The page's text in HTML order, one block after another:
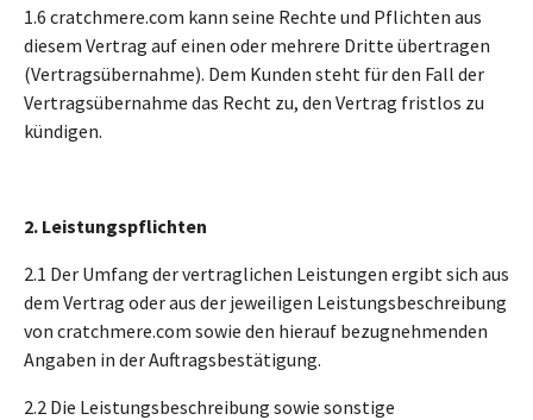
1.6 cratchmere.com kann seine Rechte und Pflichten aus
diesem Vertrag auf einen oder mehrere Dritte übertragen
(Vertragsübernahme). Dem Kunden steht für den Fall der
Vertragsübernahme das Recht zu, den Vertrag fristlos zu
kündigen.
2. Leistungspflichten
2.1 Der Umfang der vertraglichen Leistungen ergibt sich aus
dem Vertrag oder aus der jeweiligen Leistungsbeschreibung
von cratchmere.com sowie den hierauf bezugnehmenden
Angaben in der Auftragsbestätigung.
2.2 Die Leistungsbeschreibung sowie sonstige